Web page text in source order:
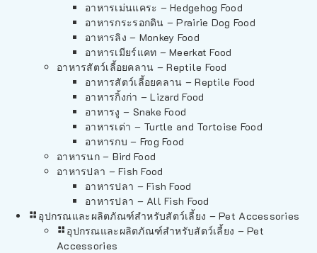
อาหารเม่นแคระ – Hedgehog Food
อาหารกระรอกดิน – Prairie Dog Food
อาหารลิง – Monkey Food
อาหารเมียร์แคท – Meerkat Food
อาหารสัตว์เลี้อยคลาน – Reptile Food
อาหารสัตว์เลี้อยคลาน – Reptile Food
อาหารกิ้งก่า – Lizard Food
อาหารงู – Snake Food
อาหารเต่า – Turtle and Tortoise Food
อาหารกบ – Frog Food
อาหารนก – Bird Food
อาหารปลา – Fish Food
อาหารปลา – Fish Food
อาหารปลา – All Fish Food
อุปกรณและผลิตภัณฑ์สำหรับสัตว์เลี้ยง – Pet Accessories
อุปกรณและผลิตภัณฑ์สำหรับสัตว์เลี้ยง – Pet
Accessories